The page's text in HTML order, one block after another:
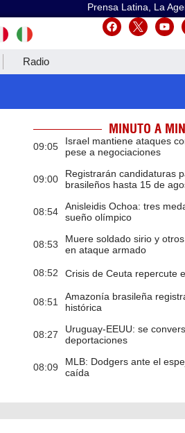
Prensa Latina, La
Radio
MINUTO A
09:05
Israel mantiene ataques
pese a negociaciones
09:00
Registrarán candidaturas
brasileños hasta 15 de
08:54
Anisleidis Ochoa: tres
sueño olímpico
08:53
Muere soldado sirio y
en ataque armado
08:52 Crisis de Ceuta repercute
08:51
Amazonía brasileña
histórica
08:27
Uruguay-EEUU: se
deportaciones
08:09
MLB: Dodgers ante el
caída